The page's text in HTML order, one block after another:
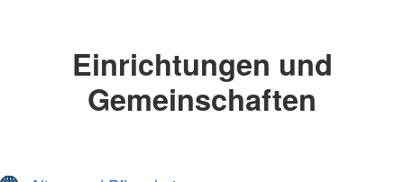
Einrichtungen und
Gemeinschaften